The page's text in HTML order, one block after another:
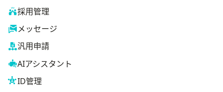
採用管理
メッセージ
汎用申請
AIアシスタント
ID管理